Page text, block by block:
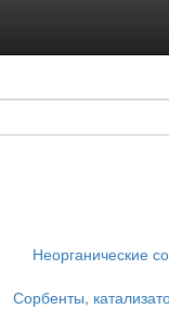
Неорганические
Сорбенты,